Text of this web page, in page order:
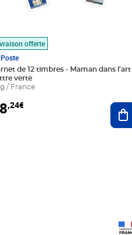
panier
offerte
de 12 timbres - Maman dans l'art
verte
/ France
,24€